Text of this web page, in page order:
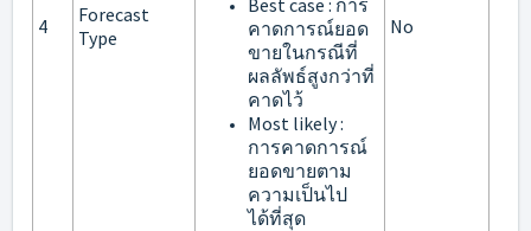
4
Forecast
Type
คาดการณ์ยอด
ขายในกรณีที่
ผลลัพธ์สูงกว่าที่
คาดไว้
Most likely :
การคาดการณ์
ยอดขายตาม
ความเป็นไป
ได้ที่สุด
No